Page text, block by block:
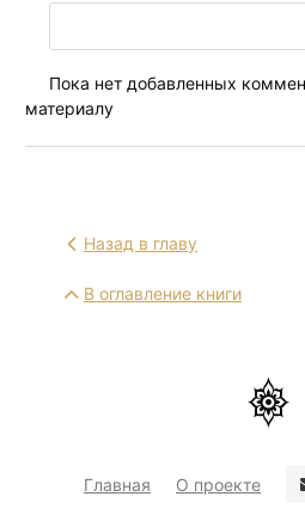
Пока нет добавленных
материалу
Назад в главу
В оглавление книги
Главная О проекте